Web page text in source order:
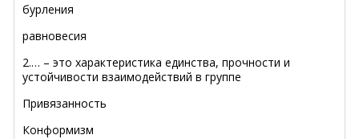
бурления
равновесия
2.… – это характеристика единства, прочности и
устойчивости взаимодействий в группе
Привязанность
Конформизм